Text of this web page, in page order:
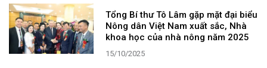
Tổng Bí thư Tô Lâm gặp mặt đại biểu
Nông dân Việt Nam xuất sắc, Nhà
khoa học của nhà nông năm 2025
15/10/2025